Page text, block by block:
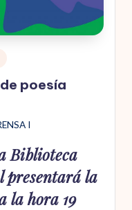
poesía
I
Biblioteca
presentará la
la hora 19